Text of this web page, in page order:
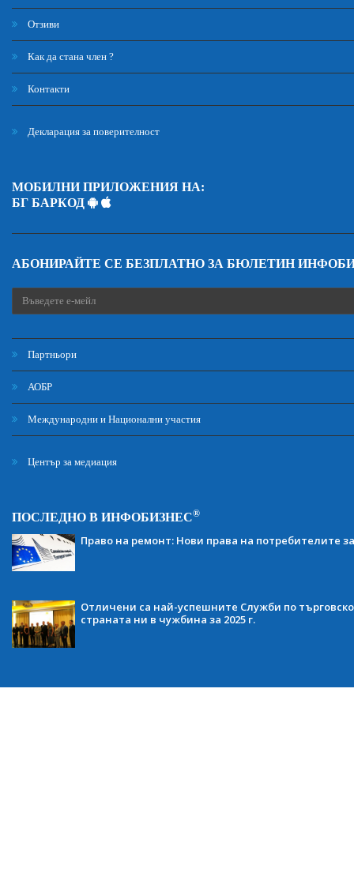
Отзиви
Как да стана член ?
Контакти
Декларация за поверителност
МОБИЛНИ ПРИЛОЖЕНИЯ НА:
БГ БАРКОД
АБОНИРАЙТЕ СЕ БЕЗПЛАТНО ЗА БЮЛЕТИН
Партньори
АОБР
Международни и Национални участия
Център за медиация
ПОСЛЕДНО В ИНФОБИЗНЕС®
Право на ремонт: Нови права на потребителите
Отличени са най-успешните Служби по
страната ни в чужбина за 2025 г.